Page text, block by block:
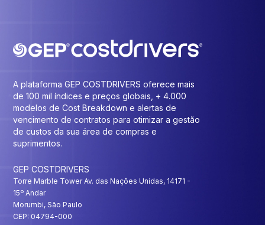
A plataforma GEP COSTDRIVERS oferece mais
de 100 mil índices e preços globais, + 4.000
modelos de Cost Breakdown e alertas de
vencimento de contratos para otimizar a gestão
de custos da sua área de compras e
suprimentos.
GEP COSTDRIVERS
Torre Marble Tower Av. das Nações Unidas, 14171 -
15º Andar
Morumbi, São Paulo
CEP: 04794-000